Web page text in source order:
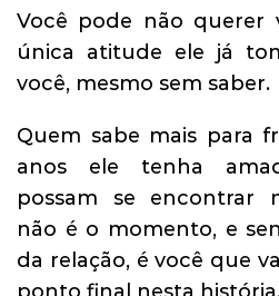
Você pode não querer
única atitude ele já
você, mesmo sem saber.
Quem sabe mais para
anos ele tenha
possam se encontrar
não é o momento, e
da relação, é você que
ponto final nesta